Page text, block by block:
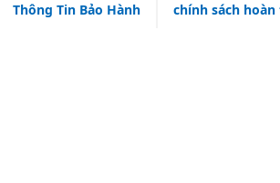
Thông Tin Bảo Hành chính sách hoàn